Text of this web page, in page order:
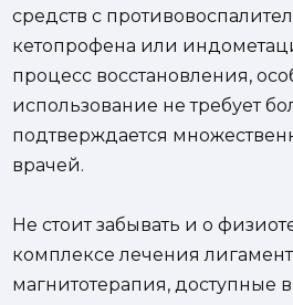
средств с
кетопрофена или
процесс восстановления,
использование не требует
подтверждается
врачей.
Не стоит забывать и о
комплексе лечения
магнитотерапия,